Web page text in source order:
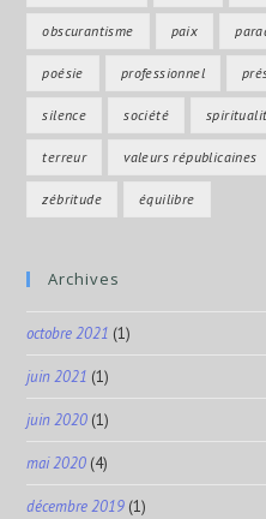
obscurantisme paix
poésie professionnel
silence société
terreur valeurs républicaines
zébritude équilibre
Archives
octobre 2021 (1)
juin 2021 (1)
juin 2020 (1)
mai 2020 (4)
décembre 2019 (1)